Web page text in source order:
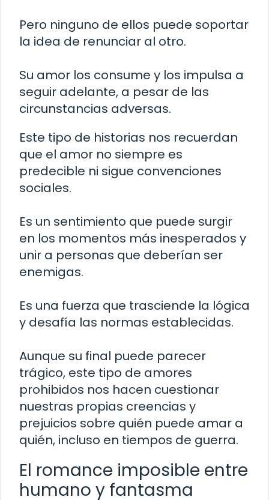
Pero ninguno de ellos puede soportar
la idea de renunciar al otro.
Su amor los consume y los impulsa a
seguir adelante, a pesar de las
circunstancias adversas.
Este tipo de historias nos recuerdan
que el amor no siempre es
predecible ni sigue convenciones
sociales.
Es un sentimiento que puede surgir
en los momentos más inesperados y
unir a personas que deberían ser
enemigas.
Es una fuerza que trasciende la lógica
y desafía las normas establecidas.
Aunque su final puede parecer
trágico, este tipo de amores
prohibidos nos hacen cuestionar
nuestras propias creencias y
prejuicios sobre quién puede amar a
quién, incluso en tiempos de guerra.
El romance imposible entre
humano y fantasma